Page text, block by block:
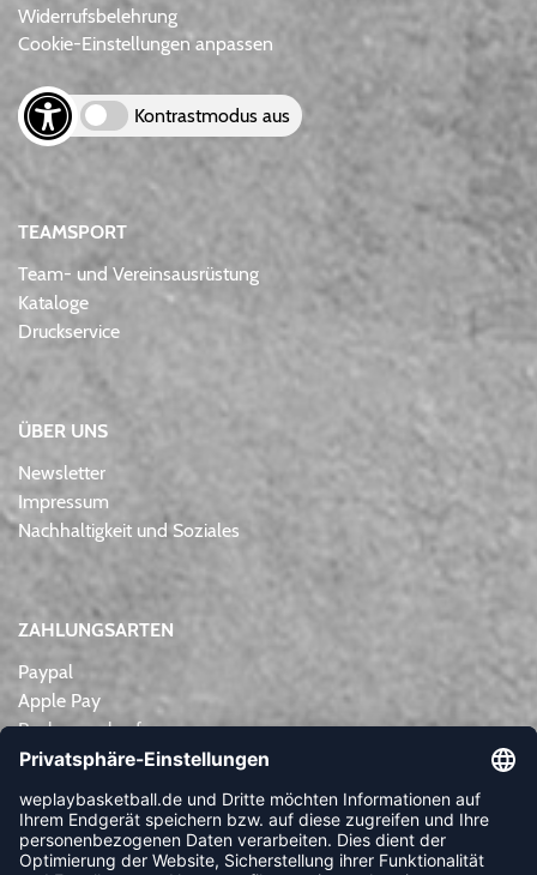
Widerrufsbelehrung
Cookie-Einstellungen anpassen
Kontrastmodus aus
TEAMSPORT
Team- und Vereinsausrüstung
Kataloge
Druckservice
ÜBER UNS
Newsletter
Impressum
Nachhaltigkeit und Soziales
ZAHLUNGSARTEN
Paypal
Apple Pay
Rechnungskauf
Lastschrift
Kreditkarte
Vorkasse